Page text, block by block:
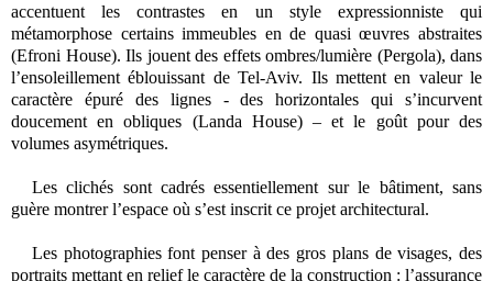
accentuent les contrastes en un style expressionniste qui
métamorphose certains immeubles en de quasi œuvres abstraites
(Efroni House). Ils jouent des effets ombres/lumière (Pergola), dans
l’ensoleillement éblouissant de Tel-Aviv. Ils mettent en valeur le
caractère épuré des lignes - des horizontales qui s’incurvent
doucement en obliques (Landa House) – et le goût pour des
volumes asymétriques.
Les clichés sont cadrés essentiellement sur le bâtiment, sans
guère montrer l’espace où s’est inscrit ce projet architectural.
Les photographies font penser à des gros plans de visages, des
portraits mettant en relief le caractère de la construction : l’assurance